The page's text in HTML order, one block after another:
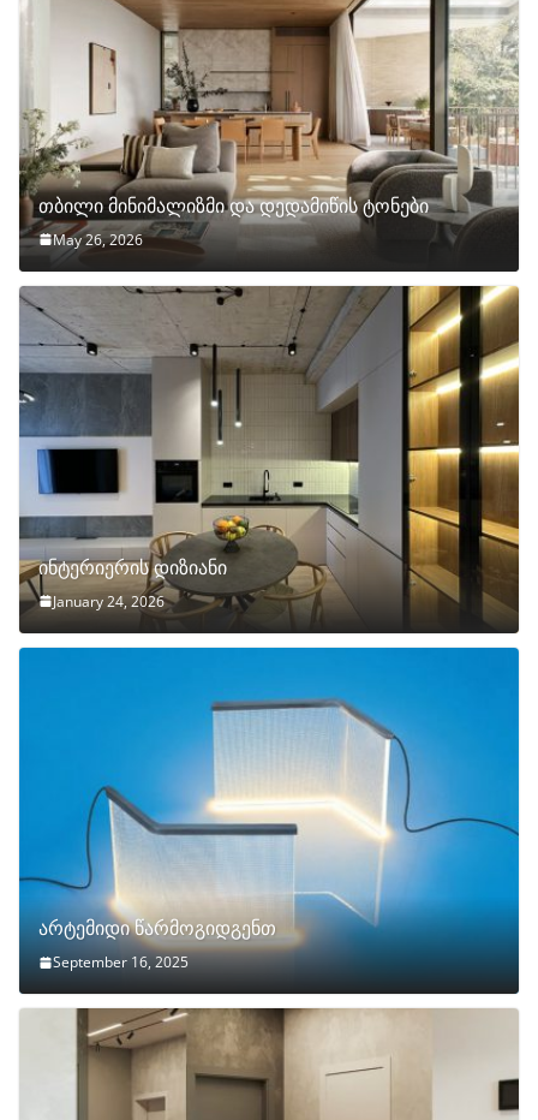
თბილი მინიმალიზმი და დედამიწის ტონები
May 26, 2026
ინტერიერის დიზიანი
January 24, 2026
არტემიდი წარმოგიდგენთ
September 16, 2025